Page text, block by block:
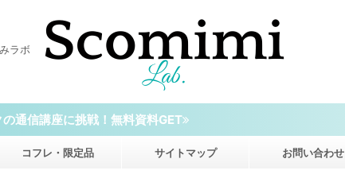
ラボ
の通信講座に挑戦！無料資料GET
コフレ・限定品 サイトマップ お問い合わせ